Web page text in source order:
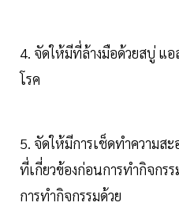
4. จัดให้มีที่ล้างมือด้วยสบู่ แ
โรค
5. จัดให้มีการเช็ดทำความ
ที่เกี่ยวข้องก่อนการทำกิจกร
การทำกิจกรรมด้วย